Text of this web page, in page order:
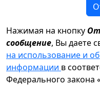
Нажимая на кнопку
сообщение, Вы даете
на использование и
информации в
Федерального закона